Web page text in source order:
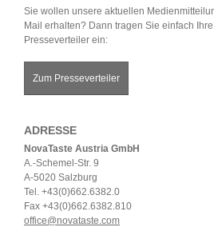
Sie wollen unsere aktuellen
Mail erhalten? Dann tragen Sie einfach
Presseverteiler ein:
Zum Presseverteiler
ADRESSE
NovaTaste Austria GmbH
A.-Schemel-Str. 9
A-5020 Salzburg
Tel. +43(0)662.6382.0
Fax +43(0)662.6382.810
office@novataste.com